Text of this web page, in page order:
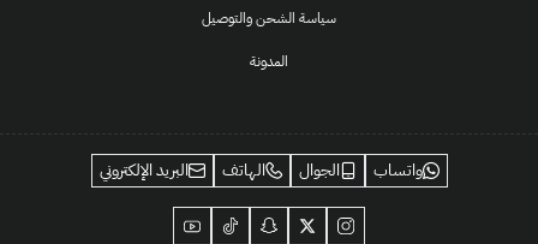
سياسة الشحن والتوصيل
المدونة
واتساب الجوال الهاتف البريد الإلكتروني